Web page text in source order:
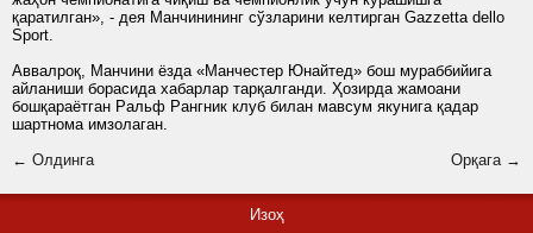
қаратилган», - дея Манчинининг сўзларини келтирган Gazzetta dello
Sport.
Аввалроқ, Манчини ёзда «Манчестер Юнайтед» бош мураббийига
айланиши борасида хабарлар тарқалганди. Ҳозирда жамоани
бошқараётган Ральф Рангник клуб билан мавсум якунига қадар
шартнома имзолаган.
← Олдинга
Орқага →
Изоҳ